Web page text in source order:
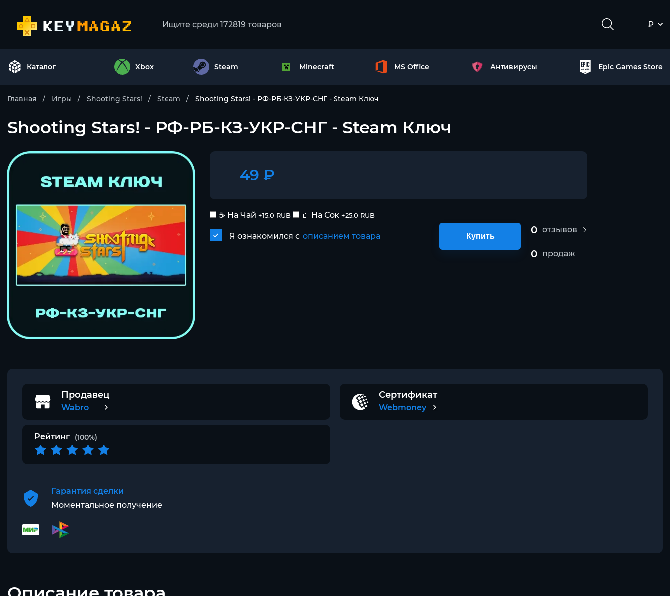
₽
Каталог Xbox Steam Minecraft MS Office Антивирусы Epic Games Store
Главная Игры Shooting Stars! Steam Shooting Stars! - РФ-РБ-КЗ-УКР-СНГ - Steam Ключ
Shooting Stars! - РФ-РБ-КЗ-УКР-СНГ - Steam Ключ
49 ₽
☕ На Чай +15.0 RUB 🧃 На Сок +25.0 RUB
Я ознакомился с описанием товара Купить
0 отзывов
0 продаж
Продавец
Wabro
Сертификат
Webmoney
Рейтинг (100%)
Гарантия сделки
Моментальное получение